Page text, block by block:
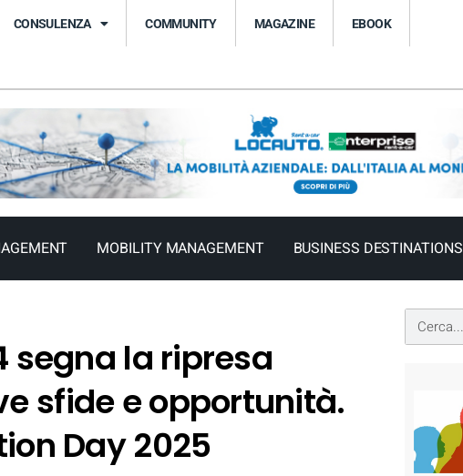
CONSULENZA COMMUNITY MAGAZINE EBOOK
MOBILITY MANAGEMENT BUSINESS DESTINATIONS
segna la ripresa
sfide e opportunità.
Day 2025